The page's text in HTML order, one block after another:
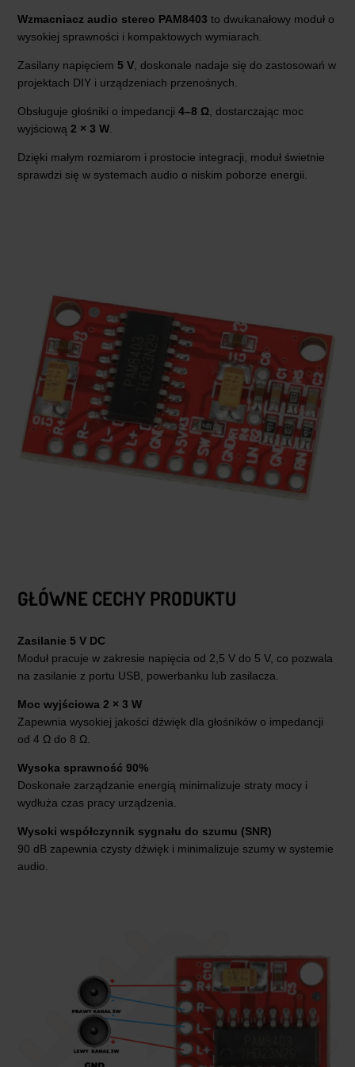
Wzmacniacz audio stereo PAM8403 to dwukanałowy moduł o
wysokiej sprawności i kompaktowych wymiarach.
Zasilany napięciem 5 V , doskonale nadaje się do zastosowań w
projektach DIY i urządzeniach przenośnych.
Obsługuje głośniki o impedancji 4–8 Ω , dostarczając moc
wyjściową 2 × 3 W
Dzięki małym rozmiarom i prostocie integracji, moduł świetnie
sprawdzi się w systemach audio o niskim poborze energii.
GŁÓWNE CECHY PRODUKTU
Zasilanie 5 V DC
Moduł pracuje w zakresie napięcia od 2,5 V do 5 V, co pozwala
na zasilanie z portu USB, powerbanku lub zasilacza.
Moc wyjściowa 2 × 3 W
Zapewnia wysokiej jakości dźwięk dla głośników o impedancji
od 4 Ω do 8 Ω.
Wysoka sprawność 90%
Doskonałe zarządzanie energią minimalizuje straty mocy i
wydłuża czas pracy urządzenia.
Wysoki współczynnik sygnału do szumu (SNR)
90 dB zapewnia czysty dźwięk i minimalizuje szumy w systemie
audio.